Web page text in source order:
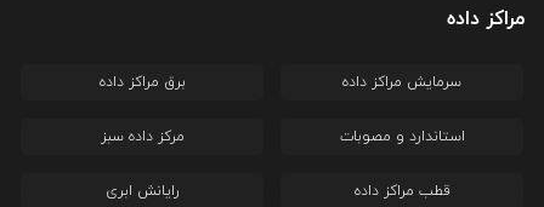
مراکز داده
سرمایش مراکز داده برق مراکز داده
استاندارد و مصوبات مرکز داده سبز
قطب مراکز داده رایانش ابری